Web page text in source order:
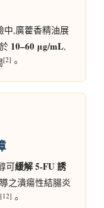
中,廣藿香精油展
10–60 μg/mL,
[2] 。
可緩解 5-FU 誘
之潰瘍性結腸炎
[12] 。